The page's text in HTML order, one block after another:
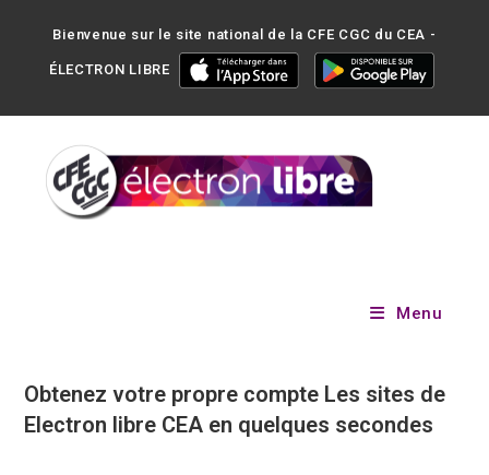
Bienvenue sur le site national de la CFE CGC du CEA -
ÉLECTRON LIBRE
Menu
Obtenez votre propre compte Les sites de
Electron libre CEA en quelques secondes